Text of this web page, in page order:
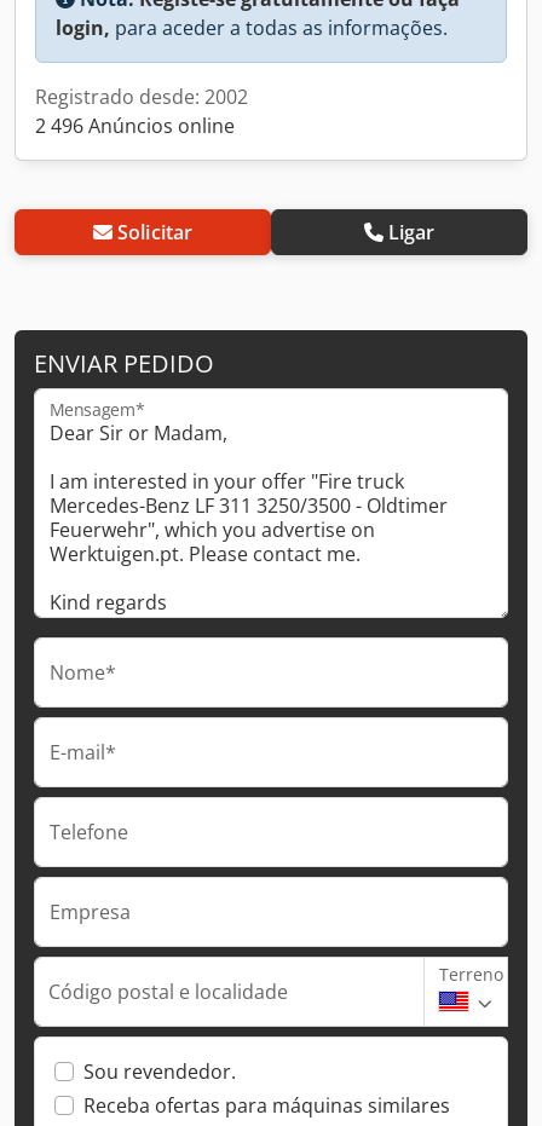
login, para aceder a todas as informações.
Registrado desde: 2002
2 496 Anúncios online
Solicitar Ligar
ENVIAR PEDIDO
Mensagem*
Nome*
E-mail*
Telefone
Empresa
Código postal e localidade
Terreno
Sou revendedor.
Receba ofertas para máquinas similares